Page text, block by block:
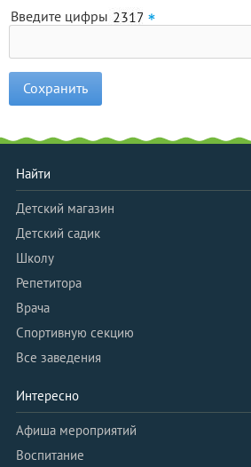
Введите цифры
Найти
Детский магазин
Детский садик
Школу
Репетитора
Врача
Спортивную секцию
Все заведения
Интересно
Афиша мероприятий
Воспитание